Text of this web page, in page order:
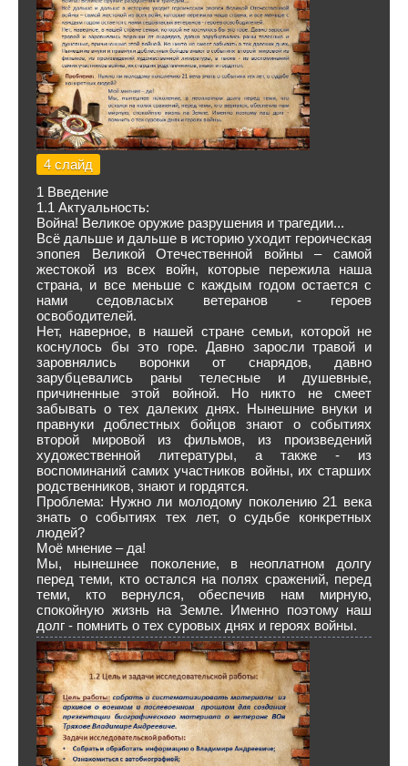
4 слайд
1 Введение
1.1 Актуальность:
Война! Великое оружие разрушения и трагедии...
Всё дальше и дальше в историю уходит героическая
эпопея Великой Отечественной войны – самой
жестокой из всех войн, которые пережила наша
страна, и все меньше с каждым годом остается с
нами седовласых ветеранов - героев
освободителей.
Нет, наверное, в нашей стране семьи, которой не
коснулось бы это горе. Давно заросли травой и
заровнялись воронки от снарядов, давно
зарубцевались раны телесные и душевные,
причиненные этой войной. Но никто не смеет
забывать о тех далеких днях. Нынешние внуки и
правнуки доблестных бойцов знают о событиях
второй мировой из фильмов, из произведений
художественной литературы, а также - из
воспоминаний самих участников войны, их старших
родственников, знают и гордятся.
Проблема: Нужно ли молодому поколению 21 века
знать о событиях тех лет, о судьбе конкретных
людей?
Моё мнение – да!
Мы, нынешнее поколение, в неоплатном долгу
перед теми, кто остался на полях сражений, перед
теми, кто вернулся, обеспечив нам мирную,
спокойную жизнь на Земле. Именно поэтому наш
долг - помнить о тех суровых днях и героях войны.